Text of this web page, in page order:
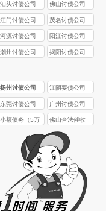
汕头讨债公司 佛山讨债公司
江门讨债公司 茂名讨债公司
河源讨债公司 阳江讨债公司
潮州讨债公司 揭阳讨债公司
扬州讨债公司 江阴要债公司
东莞讨债公司_
电子信息产业
货款/工厂欠款
追回_合法专业
广州讨债公司_
企业/个人债务
金融欠款回收_
合法专业有保
障
小额债务（5万
司会接吗？值
得委托吗？
佛山合法催收
公司_企业应收
账款追讨_个人
欠款催收_佛山
本地服务